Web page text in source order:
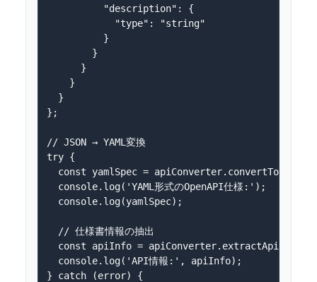
          "description": {
            "type": "string"
          }
        }
      }
    }
  }
};
// JSON → YAML変換
try {
const yamlSpec =
  console.log('YAML形式のOpenAPI仕様:');
  console.log(yamlSpec);
  // 仕様書情報の抽出
const apiInfo =
  console.log('API情報:', apiInfo);
} catch (error) {